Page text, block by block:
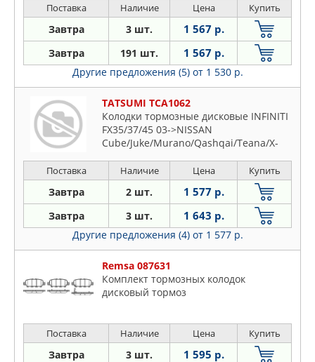
Поставка Наличие Цена Купить
Завтра 3 шт. 1 567 р.
Завтра 191 шт. 1 567 р.
Другие предложения (5) от 1 530 р.
TATSUMI TCA1062
Колодки тормозные дисковые INFINITI
FX35/37/45 03->NISSAN
Cube/Juke/Murano/Qashqai/Teana/X-
Поставка Наличие Цена Купить
Завтра 2 шт. 1 577 р.
Завтра 3 шт. 1 643 р.
Другие предложения (4) от 1 577 р.
Remsa 087631
Комплект тормозных колодок
дисковый тормоз
Поставка Наличие Цена Купить
Завтра 3 шт. 1 595 р.